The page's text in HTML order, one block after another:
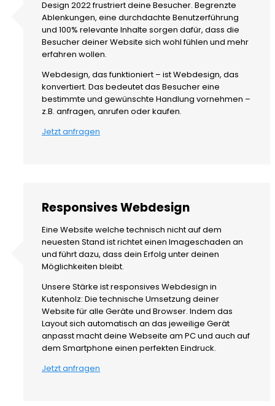
Design 2022 frustriert deine Besucher. Begrenzte
Ablenkungen, eine durchdachte Benutzerführung
und 100% relevante Inhalte sorgen dafür, dass die
Besucher deiner Website sich wohl fühlen und mehr
erfahren wollen.
Webdesign, das funktioniert – ist Webdesign, das
konvertiert. Das bedeutet das Besucher eine
bestimmte und gewünschte Handlung vornehmen –
z.B. anfragen, anrufen oder kaufen.
Jetzt anfragen
Responsives Webdesign
Eine Website welche technisch nicht auf dem
neuesten Stand ist richtet einen Imageschaden an
und führt dazu, dass dein Erfolg unter deinen
Möglichkeiten bleibt.
Unsere Stärke ist responsives Webdesign in
Kutenholz: Die technische Umsetzung deiner
Website für alle Geräte und Browser. Indem das
Layout sich automatisch an das jeweilige Gerät
anpasst macht deine Webseite am PC und auch auf
dem Smartphone einen perfekten Eindruck.
Jetzt anfragen